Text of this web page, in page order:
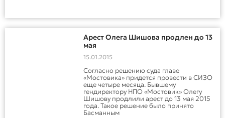
Арест Олега Шишова продлен до 13
мая
15.01.2015
Согласно решению суда главе
«Мостовика» придется провести в СИЗО
еще четыре месяца. Бывшему
гендиректору НПО «Мостовик» Олегу
Шишову продлили арест до 13 мая 2015
года. Такое решение было принято
Басманным